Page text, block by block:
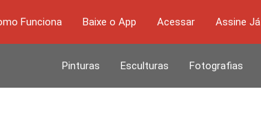
Funciona Baixe o App Acessar Assine Já
Pinturas Esculturas Fotografias